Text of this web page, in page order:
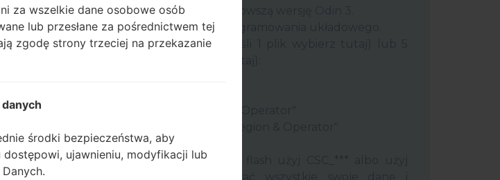
Pobierz na swój komputer najnowszą wersję
Następnie wyodrębnij plik oprogramowania układowego.
Powinieneś otrzymać 1 plik (jeśli 1 plik wybierz tutaj) lub 5
Dodaj wszystkie pliki w Odin 3.
Jeśli chcesz wyczyścić pamięć flash użyj CSC_*** albo użyj
za wszelkie dane osobowe osób
lub przesłane za pośrednictwem tej
zgodę strony trzeciej na przekazanie
środki bezpieczeństwa, aby
ujawnieniu, modyfikacji lub